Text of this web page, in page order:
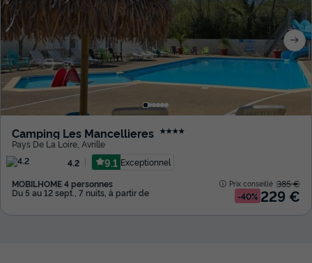
Camping Les Mancellieres ★★★★
Pays De La Loire Avrille
4.2
9.1 Exceptionnel
MOBILHOME 4 personnes
Du 5 au 12 sept., 7 nuits, à partir de
Prix conseillé :385 €
-40% 229 €